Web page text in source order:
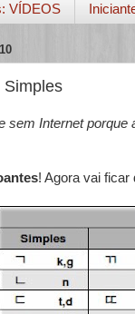
VÍDEOS
Simples
sem Internet
! Agora vai ficar